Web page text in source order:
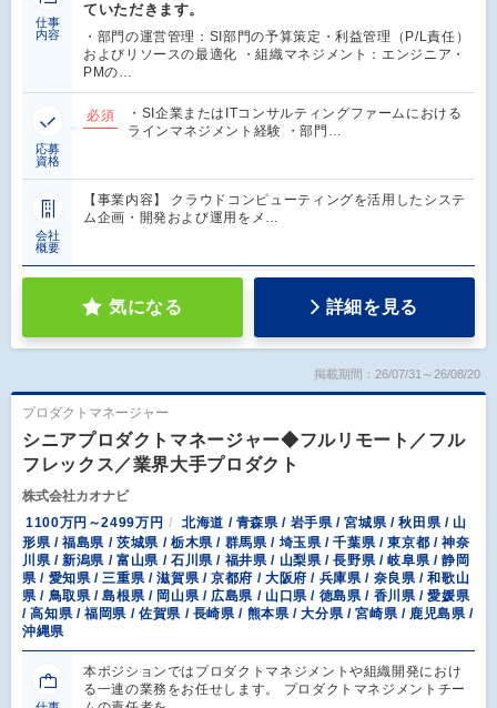
仕事
内容
ていただきます。
・部門の運営管理：SI部門の予算策定・利益管理（P/L責任）
およびリソースの最適化 ・組織マネジメント：エンジニア・
PMの…
応募
資格
必須
・SI企業またはITコンサルティングファームにおける
ラインマネジメント経験 ・部門…
会社
概要
【事業内容】 クラウドコンピューティングを活用したシステ
ム企画・開発および運用をメ…
気になる 詳細を見る
掲載期間：26/07/31～26/08/20
プロダクトマネージャー
シニアプロダクトマネージャー◆フルリモート／フル
フレックス／業界大手プロダクト
株式会社カオナビ
1100万円～2499万円
北海道 / 青森県 / 岩手県 / 宮城県 / 秋田県 / 山
形県 / 福島県 / 茨城県 / 栃木県 / 群馬県 / 埼玉県 / 千葉県 / 東京都 / 神奈
川県 / 新潟県 / 富山県 / 石川県 / 福井県 / 山梨県 / 長野県 / 岐阜県 / 静岡
県 / 愛知県 / 三重県 / 滋賀県 / 京都府 / 大阪府 / 兵庫県 / 奈良県 / 和歌山
県 / 鳥取県 / 島根県 / 岡山県 / 広島県 / 山口県 / 徳島県 / 香川県 / 愛媛県
/ 高知県 / 福岡県 / 佐賀県 / 長崎県 / 熊本県 / 大分県 / 宮崎県 / 鹿児島県 /
沖縄県
本ポジションではプロダクトマネジメントや組織開発におけ
る一連の業務をお任せします。 プロダクトマネジメントチー